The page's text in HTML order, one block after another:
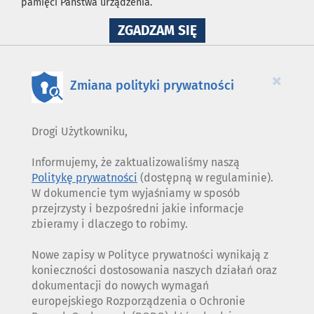
pamięci Państwa urządzenia.
ZGADZAM SIĘNA
WYKORZYSTANIE
×
Zmiana polityki prywatności
Drogi Użytkowniku,
Informujemy, że zaktualizowaliśmy naszą
Politykę prywatności (dostępną w regulaminie).
W dokumencie tym wyjaśniamy w sposób
przejrzysty i bezpośredni jakie informacje
zbieramy i dlaczego to robimy.
Nowe zapisy w Polityce prywatności wynikają z
konieczności dostosowania naszych działań oraz
dokumentacji do nowych wymagań
europejskiego Rozporządzenia o Ochronie